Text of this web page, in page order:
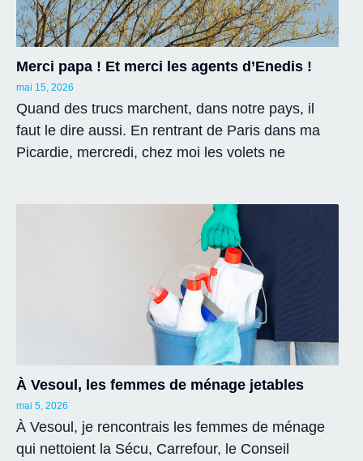
Merci papa ! Et merci les agents d’Enedis !
mai 15, 2026
Quand des trucs marchent, dans notre pays, il
faut le dire aussi. En rentrant de Paris dans ma
Picardie, mercredi, chez moi les volets ne
À Vesoul, les femmes de ménage jetables
mai 5, 2026
À Vesoul, je rencontrais les femmes de ménage
qui nettoient la Sécu, Carrefour, le Conseil